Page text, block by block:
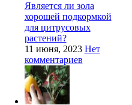
Является ли зола
хорошей подкормкой
для цитрусовых
растений?
11 июня, 2023 Нет
комментариев